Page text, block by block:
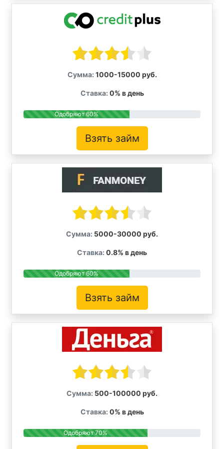
Сумма: 1000-15000 руб.
Ставка: 0% в день
Одобряют 60%
Взять займ
Сумма: 5000-30000 руб.
Ставка: 0.8% в день
Одобряют 60%
Взять займ
Сумма: 500-100000 руб.
Ставка: 0% в день
Одобряют 70%